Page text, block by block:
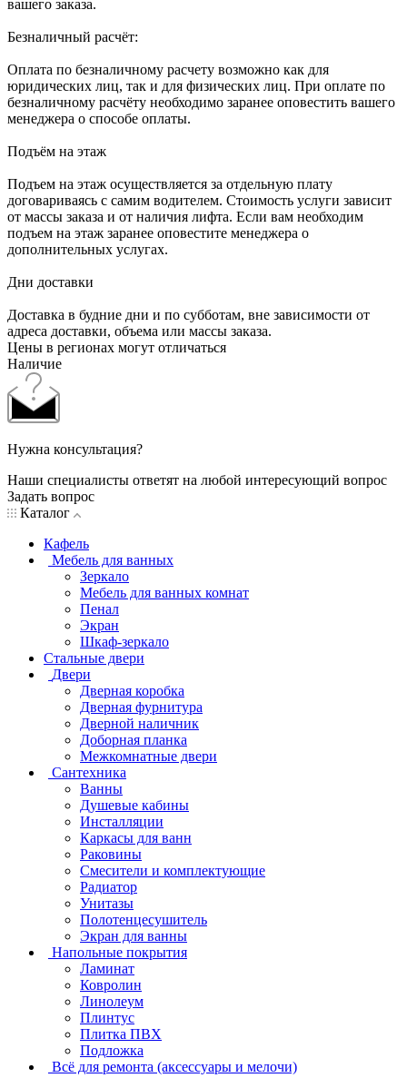
вашего заказа.
Безналичный расчёт:
Оплата по безналичному расчету возможно как для
юридических лиц, так и для физических лиц. При оплате по
безналичному расчёту необходимо заранее оповестить вашего
менеджера о способе оплаты.
Подъём на этаж
Подъем на этаж осуществляется за отдельную плату
договариваясь с самим водителем. Стоимость услуги зависит
от массы заказа и от наличия лифта. Если вам необходим
подъем на этаж заранее оповестите менеджера о
дополнительных услугах.
Дни доставки
Доставка в будние дни и по субботам, вне зависимости от
адреса доставки, объема или массы заказа.
Цены в регионах могут отличаться
Наличие
Нужна консультация?
Наши специалисты ответят на любой интересующий вопрос
Задать вопрос
Каталог
Кафель
Мебель для ванных
Зеркало
Мебель для ванных комнат
Пенал
Экран
Шкаф-зеркало
Стальные двери
Двери
Дверная коробка
Дверная фурнитура
Дверной наличник
Доборная планка
Межкомнатные двери
Сантехника
Ванны
Душевые кабины
Инсталляции
Каркасы для ванн
Раковины
Смесители и комплектующие
Радиатор
Унитазы
Полотенцесушитель
Экран для ванны
Напольные покрытия
Ламинат
Ковролин
Линолеум
Плинтус
Плитка ПВХ
Подложка
Всё для ремонта (аксессуары и мелочи)